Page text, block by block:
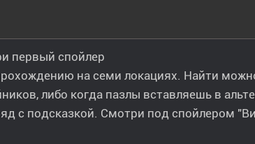
первый спойлер
на семи локациях. Найти
либо когда пазлы вставляешь в
с подсказкой. Смотри под спойлером